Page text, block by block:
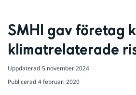
SMHI gav företag
klimatrelaterade
Uppdaterad 5 november 2024
Publicerad 4 februari 2020